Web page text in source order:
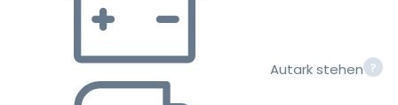
Autark stehen